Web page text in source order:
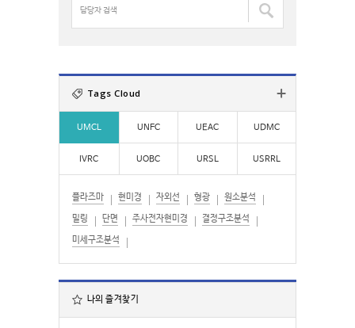
:자
:
Tags Cloud
UMCL UNFC UEAC UDMC
IVRC UOBC URSL USRRL
플라즈마 현미경 자외선 형광 원소분석
밀링 단면 주사전자현미경 결정구조분석
미세구조분석
나의 즐겨찾기